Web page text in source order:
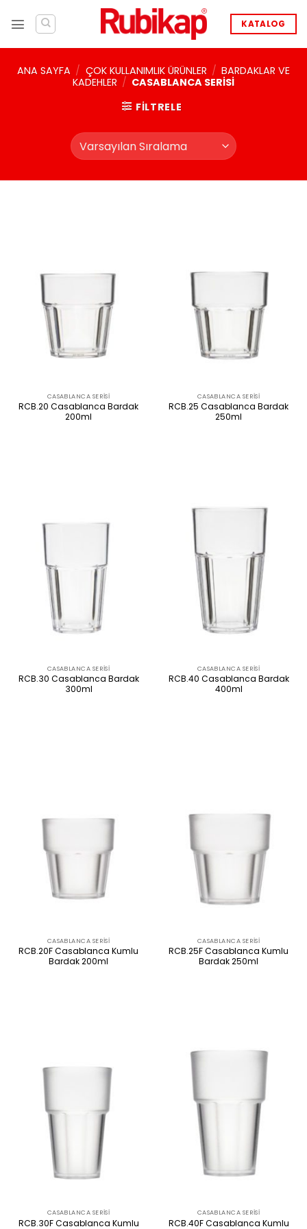
atla
KATALOG
ANA SAYFA / ÇOK KULLANIMLIK ÜRÜNLER / BARDAKLAR VE
KADEHLER / CASABLANCA SERISI
FILTRELE
CASABLANCA SERISI
RCB.20 Casablanca Bardak
200ml
CASABLANCA SERISI
RCB.25 Casablanca Bardak
250ml
CASABLANCA SERISI
RCB.30 Casablanca Bardak
300ml
CASABLANCA SERISI
RCB.40 Casablanca Bardak
400ml
CASABLANCA SERISI
RCB.20F Casablanca Kumlu
Bardak 200ml
CASABLANCA SERISI
RCB.25F Casablanca Kumlu
Bardak 250ml
CASABLANCA SERISI
RCB.30F Casablanca Kumlu
CASABLANCA SERISI
RCB.40F Casablanca Kumlu